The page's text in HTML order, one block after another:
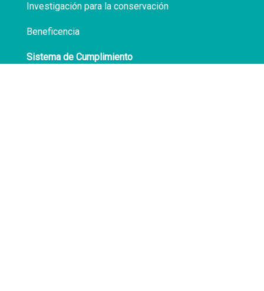
Investigación para la conservación
Beneficencia
Sistema de Cumplimiento